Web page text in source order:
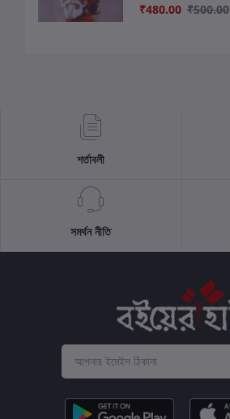
₹480.00 ₹500.00
শর্তাবলী
সমর্থন নীতি